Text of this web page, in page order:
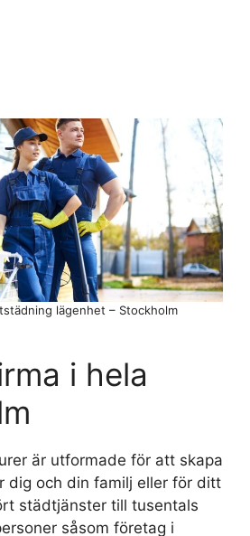
i hela
är utformade för att skapa
dig och din familj eller för ditt
städtjänster till tusentals
såsom företag i
lägenhet – Stockholm